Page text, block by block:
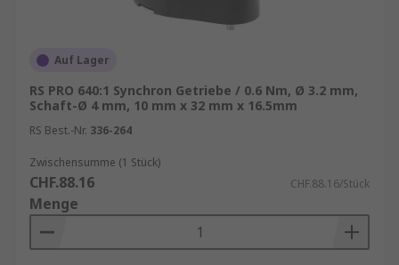
Auf Lager
RS PRO 640:1 Synchron Getriebe / 0.6 Nm, Ø 3.2 mm,
Schaft-Ø 4 mm, 10 mm x 32 mm x 16.5mm
RS Best.-Nr. 336-264
Zwischensumme (1 Stück)
CHF.88.16 CHF.88.16/Stück
Menge